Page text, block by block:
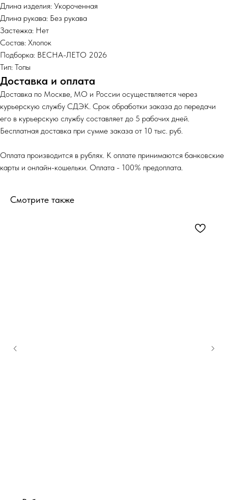
Длина изделия: Укороченная
Длина рукава: Без рукава
Застежка: Нет
Состав: Хлопок
Подборка: ВЕСНА-ЛЕТО 2026
Тип: Топы
Доставка и оплата
Доставка по Москве, МО и России осуществляется через
курьерскую службу СДЭК. Срок обработки заказа до передачи
его в курьерскую службу составляет до 5 рабочих дней.
Бесплатная доставка при сумме заказа от 10 тыс. руб.
Оплата производится в рублях. К оплате принимаются банковские
карты и онлайн-кошельки. Оплата - 100% предоплата.
Смотрите также